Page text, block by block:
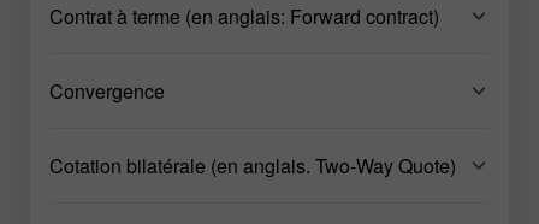
Contrat à terme (en anglais: Forward contract)
Convergence
Cotation bilatérale (en anglais. Two-Way Quote)